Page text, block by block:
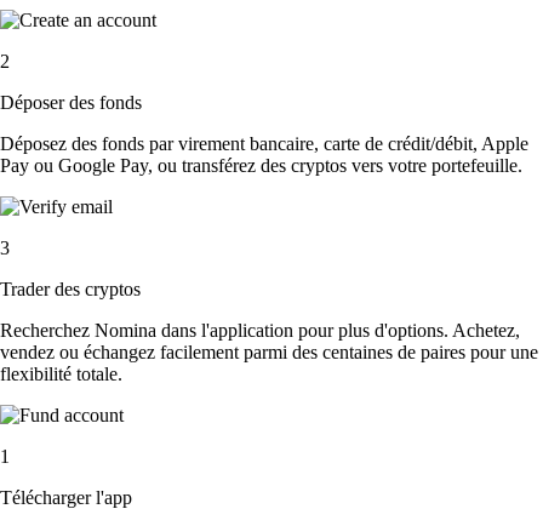
2
Déposer des fonds
Déposez des fonds par virement bancaire, carte de crédit/débit, Apple
Pay ou Google Pay, ou transférez des cryptos vers votre portefeuille.
3
Trader des cryptos
Recherchez Nomina dans l'application pour plus d'options. Achetez,
vendez ou échangez facilement parmi des centaines de paires pour une
flexibilité totale.
1
Télécharger l'app